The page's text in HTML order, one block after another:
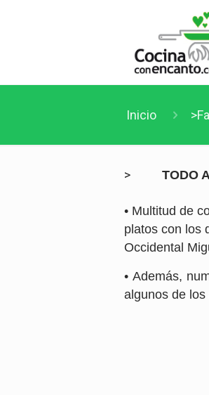
Inicio
> TODO
• Multitud de
platos con los
Occidental
• Además,
algunos de